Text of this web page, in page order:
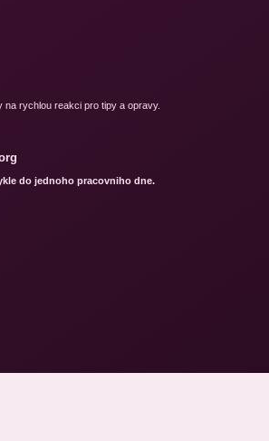
na rychlou reakci pro tipy a opravy.
do jednoho pracovniho dne.